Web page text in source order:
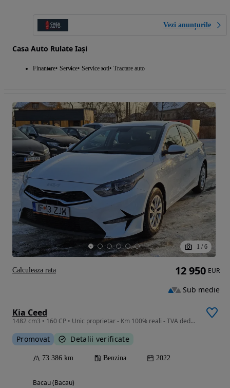
Vezi anunțurile
Casa Auto Rulate Iași
Finantare Service Service roti Tractare auto
1 / 6
Kia Ceed
1482 cm3 • 160 CP • Unic proprietar - Km 100% reali - TVA deductibil
Promovat Detalii verificate
73 386 km Benzina 2022
Bacau (Bacau)
12 950 EUR
Sub medie
Calculeaza rata